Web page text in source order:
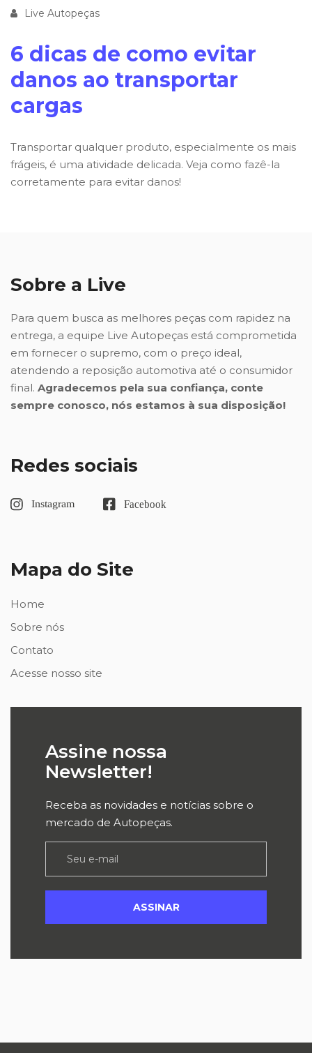
Live Autopeças
6 dicas de como evitar
danos ao transportar
cargas
Transportar qualquer produto, especialmente os mais
frágeis, é uma atividade delicada. Veja como fazê-la
corretamente para evitar danos!
Sobre a Live
Para quem busca as melhores peças com rapidez na
entrega, a equipe Live Autopeças está comprometida
em fornecer o supremo, com o preço ideal,
atendendo a reposição automotiva até o consumidor
final. Agradecemos pela sua confiança, conte
sempre conosco, nós estamos à sua disposição!
Redes sociais
Mapa do Site
Home
Sobre nós
Contato
Acesse nosso site
Assine nossa
Newsletter!
Receba as novidades e notícias sobre o
mercado de Autopeças.